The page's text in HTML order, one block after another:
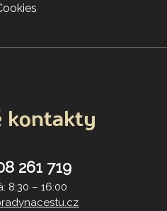
kontakty
261 719
8:30 – 16:00